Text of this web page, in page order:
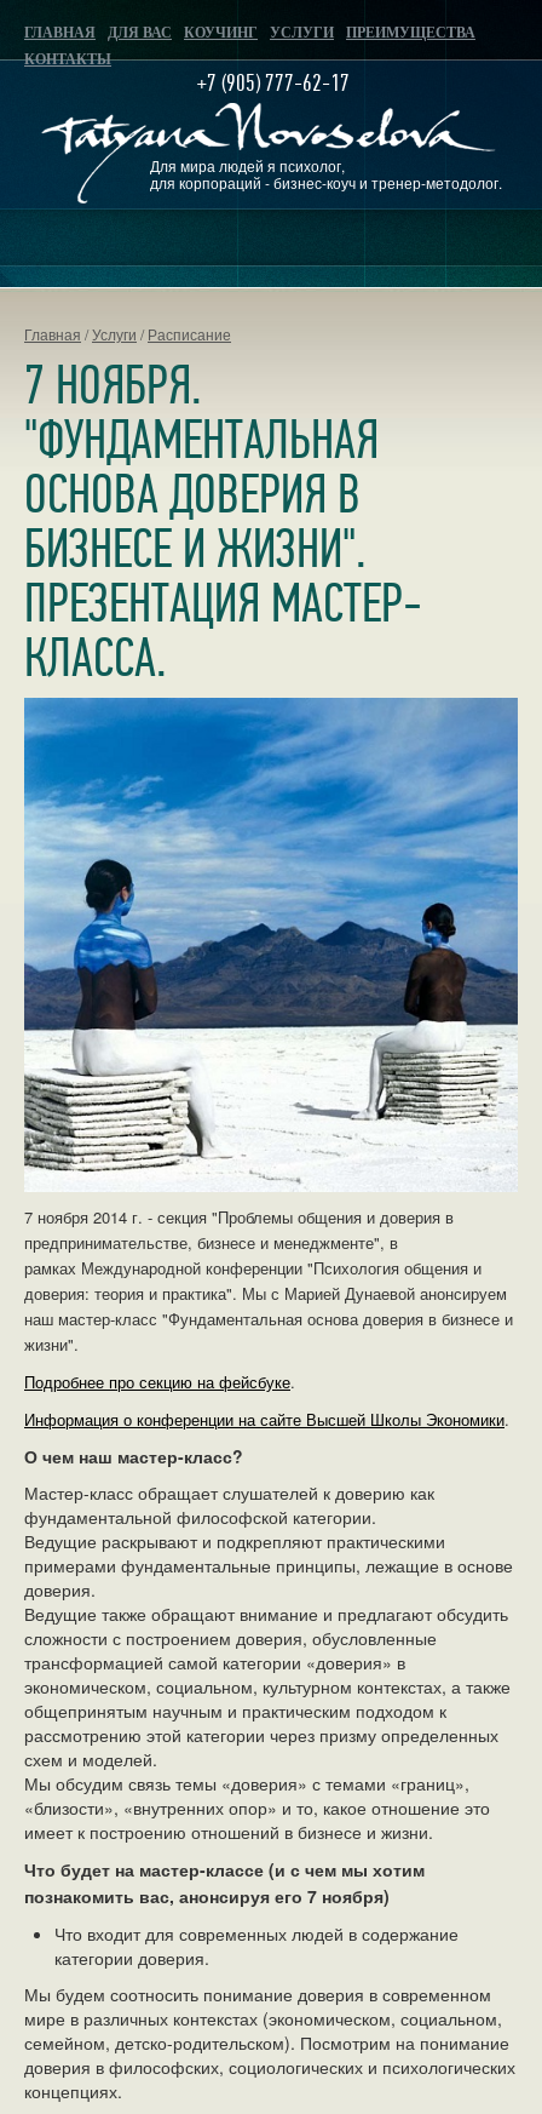
ГЛАВНАЯ ДЛЯ ВАС КОУЧИНГ УСЛУГИ
ПРЕИМУЩЕСТВА
КОНТАКТЫ
Для мира людей я психолог,
для корпораций - бизнес-коуч и тренер-методолог.
+7 (905) 777-62-17
Главная /Услуги /Расписание
7 НОЯБРЯ.
"ФУНДАМЕНТАЛЬНАЯ
ОСНОВА ДОВЕРИЯ В
БИЗНЕСЕ И ЖИЗНИ".
ПРЕЗЕНТАЦИЯ МАСТЕР-
КЛАССА.
7 ноября 2014 г. - секция "Проблемы общения и доверия в
предпринимательстве, бизнесе и менеджменте", в
рамках Международной конференции "Психология общения и
доверия: теория и практика". Мы с Марией Дунаевой анонсируем
наш мастер-класс "Фундаментальная основа доверия в бизнесе и
жизни".
Подробнее про секцию на фейсбуке.
Информация о конференции на сайте Высшей Школы Экономики.
О чем наш мастер-класс?
Мастер-класс обращает слушателей к доверию как
фундаментальной философской категории.
Ведущие раскрывают и подкрепляют практическими
примерами фундаментальные принципы, лежащие в основе
доверия.
Ведущие также обращают внимание и предлагают обсудить
сложности с построением доверия, обусловленные
трансформацией самой категории «доверия» в
экономическом, социальном, культурном контекстах, а также
общепринятым научным и практическим подходом к
рассмотрению этой категории через призму определенных
схем и моделей.
Мы обсудим связь темы «доверия» с темами «границ»,
«близости», «внутренних опор» и то, какое отношение это
имеет к построению отношений в бизнесе и жизни.
Что будет на мастер-классе (и с чем мы хотим
познакомить вас, анонсируя его 7 ноября)
Что входит для современных людей в содержание
категории доверия.
Мы будем соотносить понимание доверия в современном
мире в различных контекстах (экономическом, социальном,
семейном, детско-родительском). Посмотрим на понимание
доверия в философских, социологических и психологических
концепциях.